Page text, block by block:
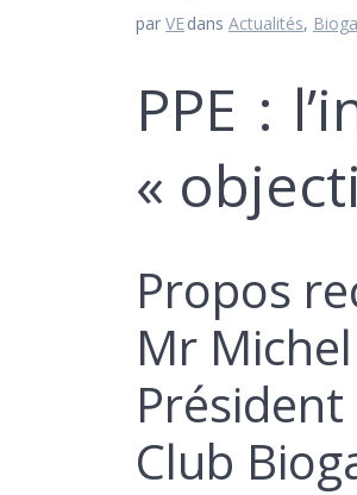
parVEdans Actualités,
PPE :
«
Propos
Mr
Président
Club